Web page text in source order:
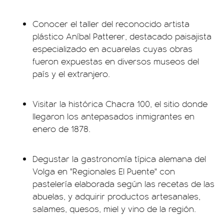
Conocer el taller del reconocido artista
plástico Aníbal Patterer, destacado paisajista
especializado en acuarelas cuyas obras
fueron expuestas en diversos museos del
país y el extranjero.
Visitar la histórica Chacra 100, el sitio donde
llegaron los antepasados inmigrantes en
enero de 1878.
Degustar la gastronomía típica alemana del
Volga en "Regionales El Puente" con
pastelería elaborada según las recetas de las
abuelas, y adquirir productos artesanales,
salames, quesos, miel y vino de la región.